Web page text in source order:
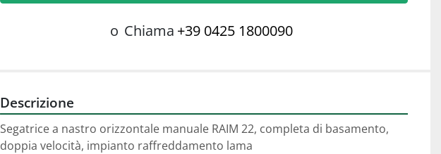
o Chiama +39 0425 1800090
Descrizione
Segatrice a nastro orizzontale manuale RAIM 22, completa di basamento,
doppia velocità, impianto raffreddamento lama